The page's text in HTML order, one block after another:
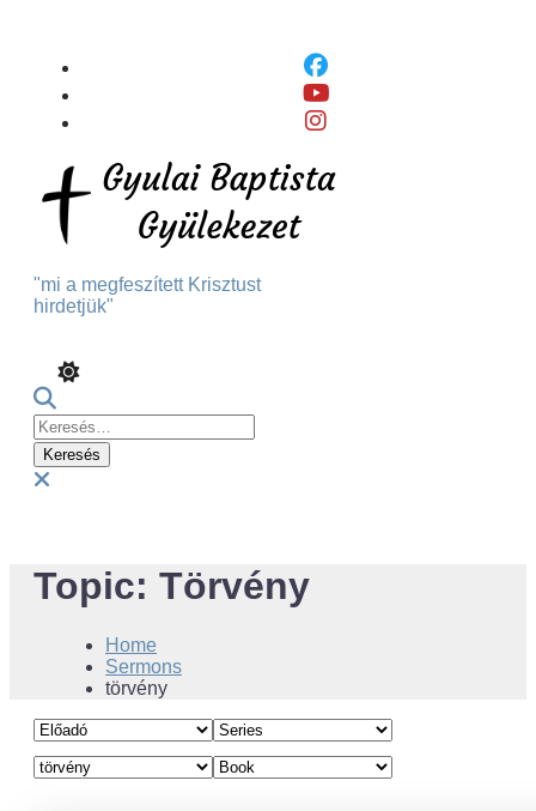
Content
"mi a megfeszített Krisztust
hirdetjük"
Keresés:
Topic: Törvény
Home
Sermons
törvény